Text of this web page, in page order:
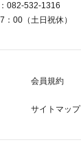
082-532-1316
00（土日祝休）
会員規約
サイトマップ